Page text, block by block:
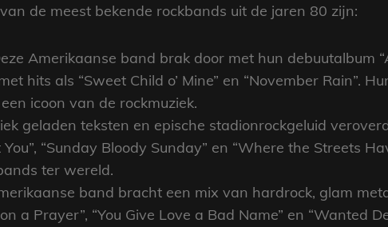
de meest bekende rockbands uit de jaren 80 zijn:
Amerikaanse band brak door met hun debuutalbum
hits als “Sweet Child o’ Mine” en “November Rain”.
icoon van de rockmuziek.
geladen teksten en epische stadionrockgeluid
“Sunday Bloody Sunday” en “Where the Streets
ter wereld.
band bracht een mix van hardrock, glam
a Prayer”, “You Give Love a Bad Name” en “Wanted